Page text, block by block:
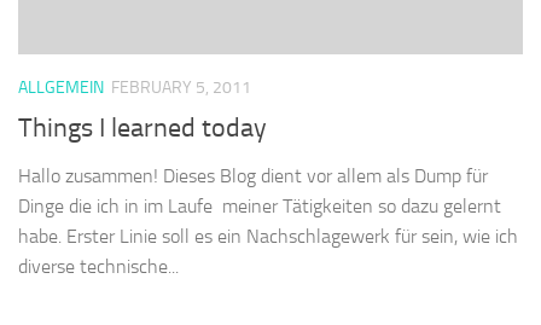
ALLGEMEIN FEBRUARY 5, 2011
Things I learned today
Hallo zusammen! Dieses Blog dient vor allem als Dump für
Dinge die ich in im Laufe meiner Tätigkeiten so dazu gelernt
habe. Erster Linie soll es ein Nachschlagewerk für sein, wie ich
diverse technische...